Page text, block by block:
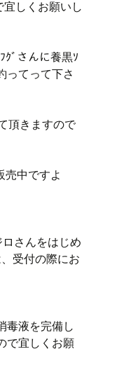
宜しくお願いし
ｸﾞさんに養黒ｿ
ってって下さ
頂きますので
売中ですよ
ロさんをはじめ
受付の際にお
毒液を完備し
で宜しくお願